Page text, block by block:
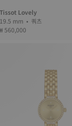
Tissot Lovely
19.5 mm • 쿼츠
₩ 560,000